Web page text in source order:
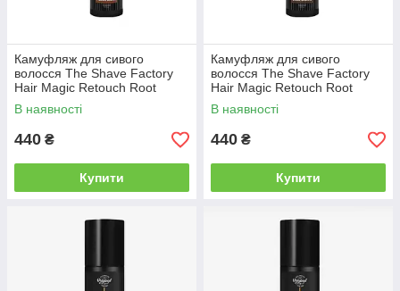
Камуфляж для сивого
волосся The Shave Factory
Hair Magic Retouch Root
Concealer, Коричневий колір
(10703022)
В наявності
440 ₴
Купити
Камуфляж для сивого
волосся The Shave Factory
Hair Magic Retouch Root
Concealer, Темно-коричневий
колір (10703021)
В наявності
440 ₴
Купити